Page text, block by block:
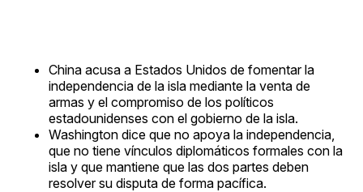
China acusa a Estados Unidos de fomentar la
independencia de la isla mediante la venta de
armas y el compromiso de los políticos
estadounidenses con el gobierno de la isla.
Washington dice que no apoya la independencia,
que no tiene vínculos diplomáticos formales con la
isla y que mantiene que las dos partes deben
resolver su disputa de forma pacífica.